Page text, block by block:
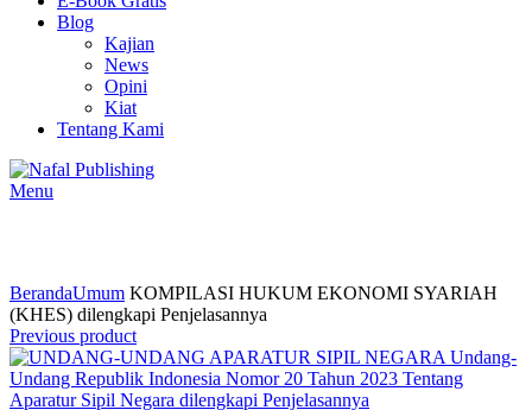
Blog
Kajian
News
Opini
Kiat
Tentang Kami
Menu
BerandaUmum KOMPILASI HUKUM EKONOMI SYARIAH
(KHES) dilengkapi Penjelasannya
Previous product